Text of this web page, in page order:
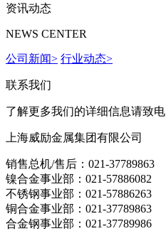
资讯动态
NEWS CENTER
公司新闻> 行业动态>
联系我们
了解更多我们的详细信息请致电
上海威励金属集团有限公司
销售总机/售后：021-37789863
镍合金事业部：021-57886082
不锈钢事业部：021-57886263
铜合金事业部：021-37789863
合金钢事业部：021-37789986